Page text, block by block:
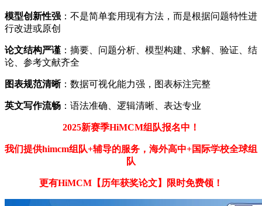
模型创新性强 ：不是简单套用现有方法，而是根据问题特性进
行改进或原创
论文结构严谨：摘要、问题分析、模型构建、求解、验证、结
论、参考文献齐全
图表规范清晰：数据可视化能力强，图表标注完整
英文写作流畅 ：语法准确、逻辑清晰、表达专业
2025新赛季HiMCM组队报名中！
我们提供himcm组队+辅导的服务，海外高中+国际学校全球组
队
更有HiMCM【历年获奖论文】限时免费领！